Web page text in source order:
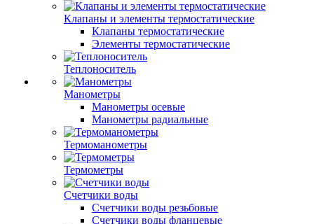
Клапаны и элементы термостатические
Клапаны термостатические
Элементы термостатические
Теплоноситель
Манометры
Манометры осевые
Манометры радиальные
Термоманометры
Термометры
Счетчики воды
Счетчики воды резьбовые
Счетчики воды фланцевые